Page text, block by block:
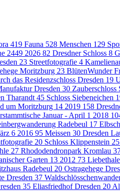
419 Fauna 528 Menschen 129
2449 2026 82 Dresdner Schloss 8
23 Streetfotografie 4
Moritzburg 23 BlütenWunder
das Residenzschloss Dresden 19
Dresden 30 Zauberschloss
Tharandt 45 Schloss Siebeneichen
um Moritzburg 14 2019 158
Januar - April 1 2018
Radebeul 17
6 2016 95 Meissen 30 Dresden
20 Schloss Klippenstein 25
27 Rhododendronpark Kromlau
Garten 13 2012 73
Radebeul 20 Ostragehege
Dresden 37
35 Eliasfriedhof Dresden 20